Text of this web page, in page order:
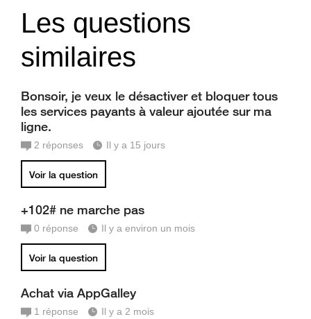
Les questions
similaires
Bonsoir, je veux le désactiver et bloquer tous
les services payants à valeur ajoutée sur ma
ligne.
2 réponses Il y a 15 jours
Voir la question
+102# ne marche pas
0 réponse Il y a environ un mois
Voir la question
Achat via AppGalley
1 réponse Il y a 2 mois